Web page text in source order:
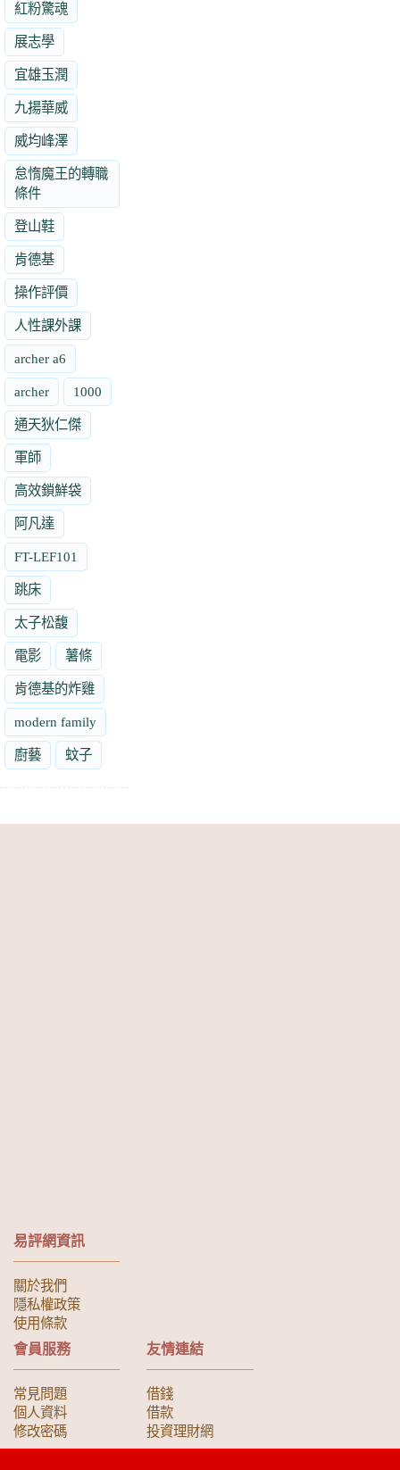
紅粉驚魂
展志學
宜雄玉潤
九揚華威
威均峰澤
怠惰魔王的轉職
條件
登山鞋
肯德基
操作評價
人性課外課
archer a6
archer 1000
通天狄仁傑
軍師
高效鎖鮮袋
阿凡達
FT-LEF101
跳床
太子松馥
電影 薯條
肯德基的炸雞
modern family
廚藝 蚊子
易評網資訊
關於我們
隱私權政策
使用條款
會員服務
常見問題
個人資料
修改密碼
友情連結
借錢
借款
投資理財網